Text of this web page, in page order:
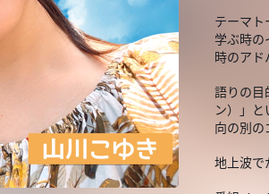
テーマト
学ぶ時の
時のアド
語りの目
ン）」
向の別の
地上波で